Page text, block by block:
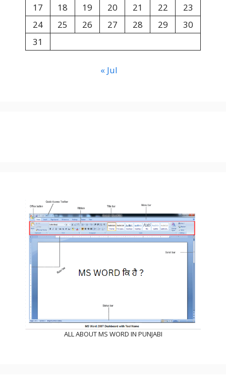
17
18 19 20 21 22
23
24
25 26 27 28 29
30
31
« Jul
ALL ABOUT MS WORD IN PUNJABI